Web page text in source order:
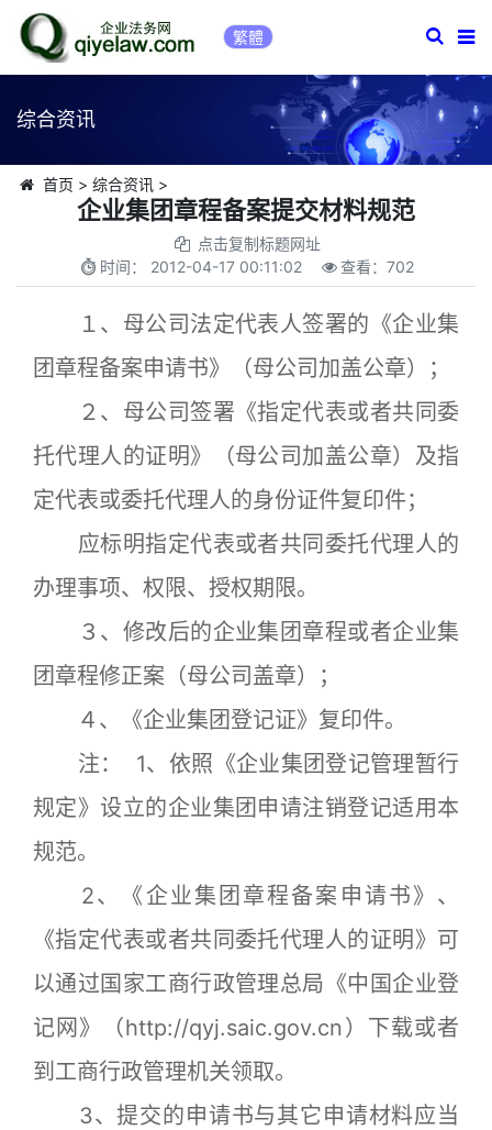
繁體
综合资讯
首页 > 综合资讯>
企业集团章程备案提交材料规范
点击复制标题网址
时间： 2012-04-17 00:11:02 查看：702
１、母公司法定代表人签署的《企业集
团章程备案申请书》（母公司加盖公章）；
２、母公司签署《指定代表或者共同委
托代理人的证明》（母公司加盖公章）及指
定代表或委托代理人的身份证件复印件；
应标明指定代表或者共同委托代理人的
办理事项、权限、授权期限。
３、修改后的企业集团章程或者企业集
团章程修正案（母公司盖章）；
４、《企业集团登记证》复印件。
注： 1、依照《企业集团登记管理暂行
规定》设立的企业集团申请注销登记适用本
规范。
2、《企业集团章程备案申请书》、
《指定代表或者共同委托代理人的证明》可
以通过国家工商行政管理总局《中国企业登
记网》（http://qyj.saic.gov.cn）下载或者
到工商行政管理机关领取。
3、提交的申请书与其它申请材料应当